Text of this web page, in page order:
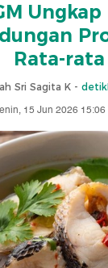
Rata-rata
Sri Sagita K -
15 Jun 2026 15:06